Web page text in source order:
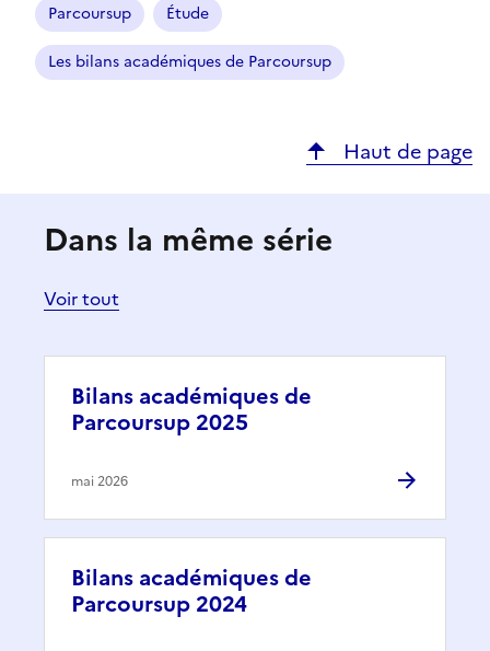
Parcoursup Étude
Les bilans académiques de Parcoursup
Haut de page
Dans la même série
Voir tout
Bilans académiques de
Parcoursup 2025
mai 2026
Bilans académiques de
Parcoursup 2024